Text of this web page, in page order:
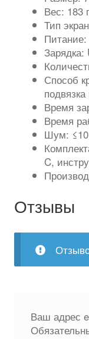
Вес: 183 г
Тип
Питание:
Зарядка:
Способ
Время
Время
Шум:
C,
Отзывы
Ваш адрес